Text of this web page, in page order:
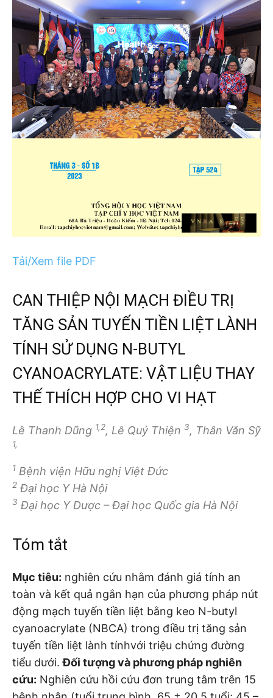
Tải/Xem file PDF
CAN THIỆP NỘI MẠCH ĐIỀU TRỊ
TĂNG SẢN TUYẾN TIỀN LIỆT LÀNH
TÍNH SỬ DỤNG N-BUTYL
CYANOACRYLATE: VẬT LIỆU THAY
THẾ THÍCH HỢP CHO VI HẠT
Lê Thanh Dũng 1,2, Lê Quý Thiện 3, Thân Văn Sỹ
1,
1 Bệnh viện Hữu nghị Việt Đức
2 Đại học Y Hà Nội
3 Đại học Y Dược – Đại học Quốc gia Hà Nội
Tóm tắt
Mục tiêu: nghiên cứu nhằm đánh giá tính an
toàn và kết quả ngắn hạn của phương pháp nút
động mạch tuyến tiền liệt bằng keo N-butyl
cyanoacrylate (NBCA) trong điều trị tăng sản
tuyến tiền liệt lành tínhvới triệu chứng đường
tiểu dưới.Đối tượng và phương pháp nghiên
cứu: Nghiên cứu hồi cứu đơn trung tâm trên 15